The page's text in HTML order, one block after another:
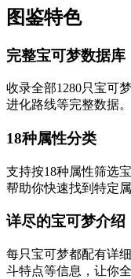
图鉴特色
完整宝可梦数据库
收录全部1280只宝可
进化路线等完整数据。
18种属性分类
支持按18种属性筛选
帮助你快速找到特定
详尽的宝可梦介绍
每只宝可梦都配有详
斗特点等信息，让你